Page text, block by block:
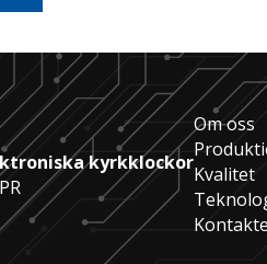
kyrkklockor
Om oss
Kvalitet